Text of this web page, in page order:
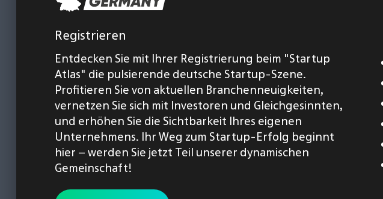
Registrieren
Entdecken Sie mit Ihrer Registrierung beim "Startup
Atlas" die pulsierende deutsche Startup-Szene.
Profitieren Sie von aktuellen Branchenneuigkeiten,
vernetzen Sie sich mit Investoren und Gleichgesinnten,
und erhöhen Sie die Sichtbarkeit Ihres eigenen
Unternehmens. Ihr Weg zum Startup-Erfolg beginnt
hier – werden Sie jetzt Teil unserer dynamischen
Gemeinschaft!